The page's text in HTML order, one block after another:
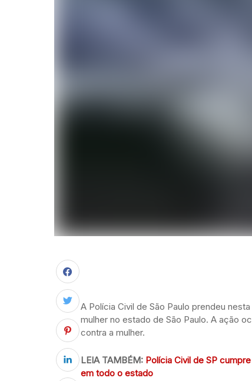
A Polícia Civil de São Paulo prendeu
mulher no estado de São Paulo. A ação
contra a mulher.
LEIA TAMBÉM: Polícia Civil de SP
em todo o estado